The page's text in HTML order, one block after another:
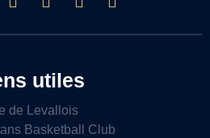
utiles
de Levallois
Basketball Club